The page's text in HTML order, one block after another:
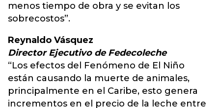
menos tiempo de obra y se evitan los
sobrecostos”.
Reynaldo Vásquez
Director Ejecutivo de Fedecoleche
“Los efectos del Fenómeno de El Niño
están causando la muerte de animales,
principalmente en el Caribe, esto genera
incrementos en el precio de la leche entre